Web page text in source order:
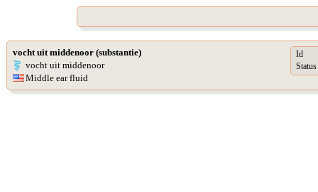
vocht uit middenoor (substantie)
vocht uit middenoor
Middle ear fluid
Id
Status